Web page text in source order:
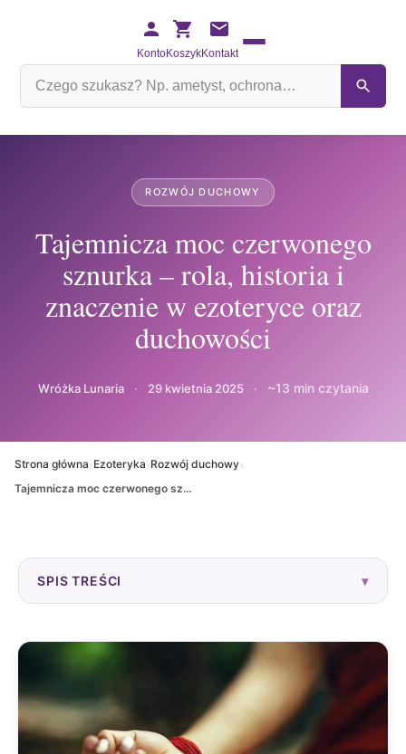
KontoKoszykKontakt
ROZWÓJ DUCHOWY
Tajemnicza moc czerwonego
sznurka – rola, historia i
znaczenie w ezoteryce oraz
duchowości
Wróżka Lunaria · 29 kwietnia 2025 · ~13 min czytania
Strona główna ›Ezoteryka ›Rozwój duchowy›
Tajemnicza moc czerwonego sznurka – rola, historia i znaczenie w ezoteryce oraz duchowości
SPIS TREŚCI ▾